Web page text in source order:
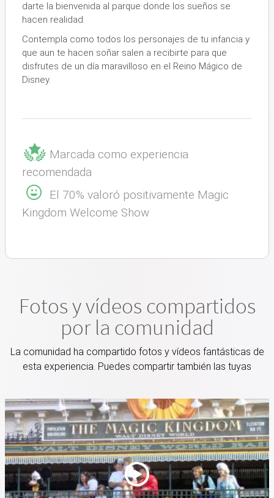
darte la bienvenida al parque donde los sueños se
hacen realidad.
Contempla como todos los personajes de tu infancia y
que aun te hacen soñar salen a recibirte para que
disfrutes de un día maravilloso en el Reino Mágico de
Disney.
Marcada como experiencia
recomendada
El 70% valoró positivamente Magic
Kingdom Welcome Show
Fotos y vídeos compartidos
por la comunidad
La comunidad ha compartido fotos y vídeos fantásticas de
esta experiencia. Puedes compartir también las tuyas